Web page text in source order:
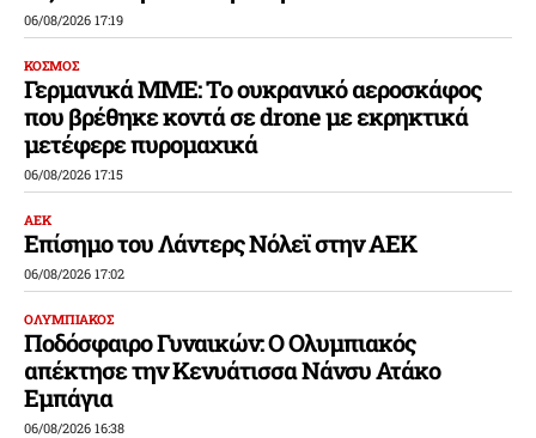
06/08/2026 17:19
ΚΟΣΜΟΣ
Γερμανικά ΜΜΕ: Το ουκρανικό αεροσκάφος
που βρέθηκε κοντά σε drone με εκρηκτικά
μετέφερε πυρομαχικά
06/08/2026 17:15
ΑΕΚ
Επίσημο του Λάντερς Νόλεϊ στην ΑΕΚ
06/08/2026 17:02
ΟΛΥΜΠΙΑΚΟΣ
Ποδόσφαιρο Γυναικών: Ο Ολυμπιακός
απέκτησε την Κενυάτισσα Νάνσυ Ατάκο
Εμπάγια
06/08/2026 16:38